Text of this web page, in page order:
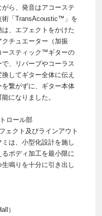
ら、発音はアコーステ
術「TransAcoustic™」を
、エフェクトをかけた
チュエーター（加振
ースティック™ギターの
、リバーブやコーラス
してギター全体に伝え
繋がずに、ギター本体
になりました。
ロール部
ェクト及びラインアウト
は、小型化設計を施し
ボディ加工を最小限に
鳴りを十分に引き出し
）